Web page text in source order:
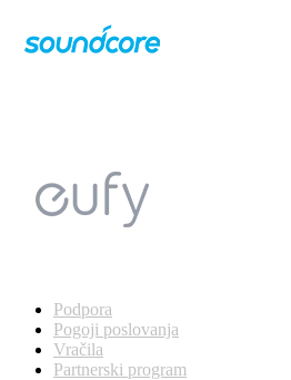
Podpora
Pogoji poslovanja
Vračila
Partnerski program